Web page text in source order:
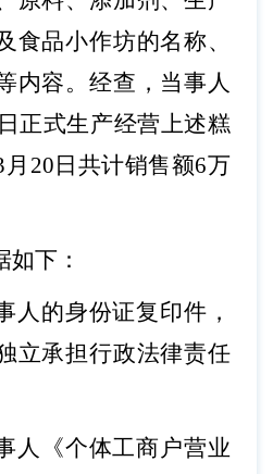
食品小作坊的名称、
内容。经查，当事人
正式生产经营上述糕
月20日共计销售额6万
如下：
人的身份证复印件，
立承担行政法律责任
人《个体工商户营业